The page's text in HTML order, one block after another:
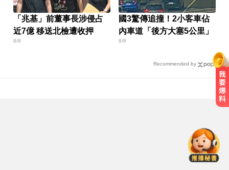
「兆基」前董事長涉侵占
近7億 移送北檢遭收押
8/8
國3驚傳追撞！2小客車佔
內車道「後方大塞5公里」
8/8
Recommended by